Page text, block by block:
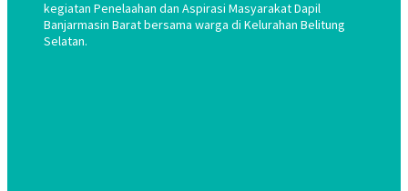
kegiatan Penelaahan dan Aspirasi Masyarakat Dapil
Banjarmasin Barat bersama warga di Kelurahan Belitung
Selatan.